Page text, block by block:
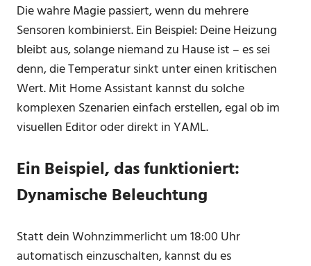
Die wahre Magie passiert, wenn du mehrere
Sensoren kombinierst. Ein Beispiel: Deine Heizung
bleibt aus, solange niemand zu Hause ist – es sei
denn, die Temperatur sinkt unter einen kritischen
Wert. Mit Home Assistant kannst du solche
komplexen Szenarien einfach erstellen, egal ob im
visuellen Editor oder direkt in YAML.
Ein Beispiel, das funktioniert:
Dynamische Beleuchtung
Statt dein Wohnzimmerlicht um 18:00 Uhr
automatisch einzuschalten, kannst du es